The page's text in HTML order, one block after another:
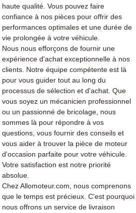
haute qualité. Vous pouvez faire
confiance à nos pièces pour offrir des
performances optimales et une durée de
vie prolongée à votre véhicule.
Nous nous efforçons de fournir une
expérience d'achat exceptionnelle à nos
clients. Notre équipe compétente est là
pour vous guider tout au long du
processus de sélection et d'achat. Que
vous soyez un mécanicien professionnel
ou un passionné de bricolage, nous
sommes là pour répondre à vos
questions, vous fournir des conseils et
vous aider à trouver la pièce de moteur
d'occasion parfaite pour votre véhicule.
Votre satisfaction est notre priorité
absolue.
Chez Allomoteur.com, nous comprenons
que le temps est précieux. C'est pourquoi
nous offrons un service de livraison